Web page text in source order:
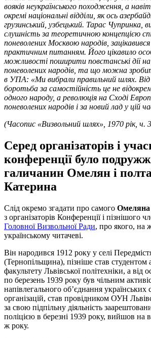
вояків неукраїнського походження, а
окремі національні відділи, як ось
грузинський, узбецький. Тарас Чупринка,
слушність за теоретичною концепцією
поневолених Москвою народів,
практичним питанням. Його цікавило
можливості поширити повстанські дії
поневолених народів, та що можна
в УПА: «Ми вибрали правильний шлях. Від
боротьба за самостійність це не
одного народу, а революція на Сході
поневолених народів і за новий лад у цій
(Часопис «Визвольний шлях», 1970 рік,
Серед організаторів і
конференції було
галичанин Омелян і
Катерина
Слід окремо згадати про самого
з організаторів Конференції і пізнішого
Головної Визвольної Ради, про якого, на
українському читачеві.
Він народився 1912 року у селі
(Тернопільщина), пізніше став студентом
факультету Львівської політехніки, а від
по березень 1939 року був чільним
напівлегального об’єднання українських
організацій, став провідником ОУН
за свою підпільну діяльність
поліцією в березні 1939 року, вийшов на
ж року.